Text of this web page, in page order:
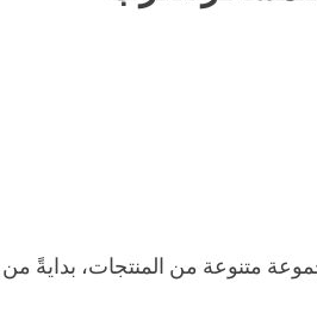
متنوعة من المنتجات، بدايةً من